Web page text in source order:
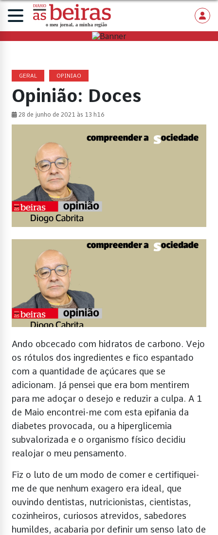
GERAL OPINIAO
Opinião: Doces
28 de junho de 2021 às 13 h16
Ando obcecado com hidratos de carbono. Vejo
os rótulos dos ingredientes e fico espantado
com a quantidade de açúcares que se
adicionam. Já pensei que era bom mentirem
para me adoçar o desejo e reduzir a culpa. A 1
de Maio encontrei-me com esta epifania da
diabetes provocada, ou a hiperglicemia
subvalorizada e o organismo físico decidiu
realojar o meu pensamento.
Fiz o luto de um modo de comer e certifiquei-
me de que nenhum exagero era ideal, que
ouvindo dentistas, nutricionistas, cientistas,
cozinheiros, curiosos atrevidos, sabedores
humildes, acabaria por definir um senso lato de